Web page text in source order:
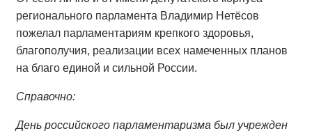
регионального парламента Владимир Нетёсов
пожелал парламентариям крепкого здоровья,
благополучия, реализации всех намеченных планов
на благо единой и сильной России.
Справочно:
День российского парламентаризма был учрежден